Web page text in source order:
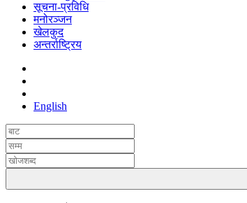
सूचना-प्रविधि
मनोरञ्जन
खेलकुद
अन्तर्राष्ट्रिय
English